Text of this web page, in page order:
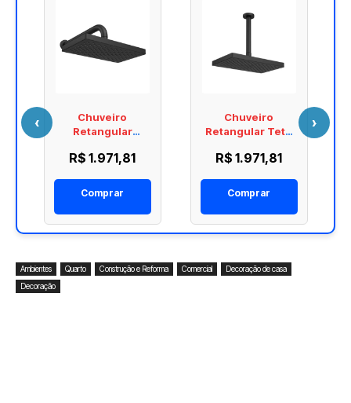
Chuveiro
Retangular
Max Black Matte
R$ 1.971,81
Comprar
Chuveiro
Retangular Teto
Black Matte
R$ 1.971,81
Comprar
‹ ›
Ambientes Quarto Construção e Reforma Comercial
Decoração de casa
Decoração